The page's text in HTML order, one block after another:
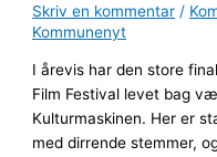
Skriv en kommentar /
Kommunenyt
I årevis har den store
Film Festival levet bag
Kulturmaskinen. Her er
med dirrende stemmer,